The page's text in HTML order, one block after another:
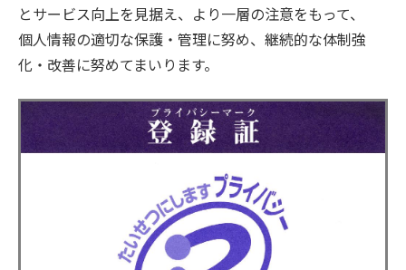
とサービス向上を見据え、より一層の注意をもって、
個人情報の適切な保護・管理に努め、継続的な体制強
化・改善に努めてまいります。